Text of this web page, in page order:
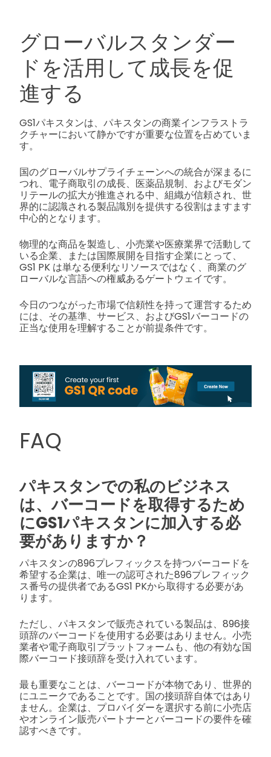
グローバルスタンダー
ドを活用して成長を促
進する
GS1パキスタンは、パキスタンの商業インフラストラ
クチャーにおいて静かですが重要な位置を占めていま
す。
国のグローバルサプライチェーンへの統合が深まるに
つれ、電子商取引の成長、医薬品規制、およびモダン
リテールの拡大が推進される中、組織が信頼され、世
界的に認識される製品識別を提供する役割はますます
中心的となります。
物理的な商品を製造し、小売業や医療業界で活動して
いる企業、または国際展開を目指す企業にとって、
GS1 PK は単なる便利なリソースではなく、商業のグ
ローバルな言語への権威あるゲートウェイです。
今日のつながった市場で信頼性を持って運営するため
には、その基準、サービス、およびGS1バーコードの
正当な使用を理解することが前提条件です。
FAQ
パキスタンでの私のビジネス
は、バーコードを取得するため
にGS1パキスタンに加入する必
要がありますか？
パキスタンの896プレフィックスを持つバーコードを
希望する企業は、唯一の認可された896プレフィック
ス番号の提供者であるGS1 PKから取得する必要があ
ります。
ただし、パキスタンで販売されている製品は、896接
頭辞のバーコードを使用する必要はありません。小売
業者や電子商取引プラットフォームも、他の有効な国
際バーコード接頭辞を受け入れています。
最も重要なことは、バーコードが本物であり、世界的
にユニークであることです。国の接頭辞自体ではあり
ません。企業は、プロバイダーを選択する前に小売店
やオンライン販売パートナーとバーコードの要件を確
認すべきです。